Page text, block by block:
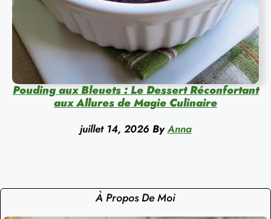
Pouding aux Bleuets : Le Dessert Réconfortant
aux Allures de Magie Culinaire
juillet 14, 2026 By Anna
À Propos De Moi